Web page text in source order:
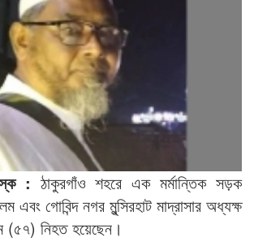
: ঠাকুরগাঁও শহরে এক মর্মান্তিক সড়ক
এবং গোবিন্দ নগর মুন্সিরহাট মাদ্রাসার অধ্যক্ষ
নিহত হয়েছেন।